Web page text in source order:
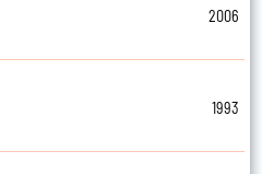
2006
1993